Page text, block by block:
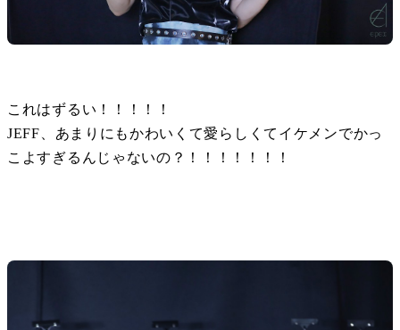
これはずるい！！！！！
JEFF、あまりにもかわいくて愛らしくてイケメンでかっ
こよすぎるんじゃないの？！！！！！！！